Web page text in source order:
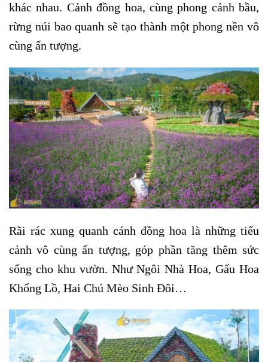
khác nhau. Cảnh đồng hoa, cùng phong cảnh bầu,
rừng núi bao quanh sẽ tạo thành một phong nền vô
cùng ấn tượng.
Rãi rác xung quanh cánh đồng hoa là những tiểu
cảnh vô cùng ấn tượng, góp phần tăng thêm sức
sống cho khu vườn. Như Ngôi Nhà Hoa, Gấu Hoa
Khổng Lồ, Hai Chú Mèo Sinh Đôi…